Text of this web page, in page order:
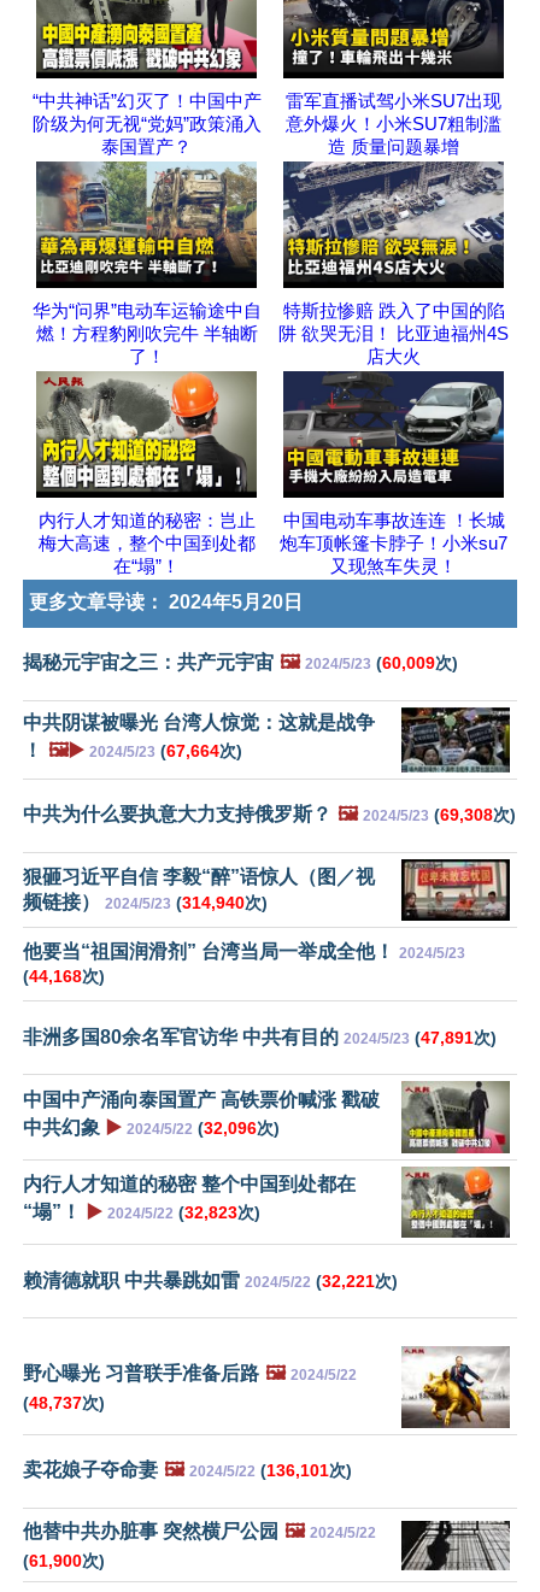
“中共神话”幻灭了！中国中产
阶级为何无视“党妈”政策涌入
泰国置产？
雷军直播试驾小米SU7出现
意外爆火！小米SU7粗制滥
造 质量问题暴增
华为“问界”电动车运输途中自
燃！方程豹刚吹完牛 半轴断
了！
特斯拉惨赔 跌入了中国的陷
阱 欲哭无泪！ 比亚迪福州4S
店大火
内行人才知道的秘密：岂止
梅大高速，整个中国到处都
在“塌”！
中国电动车事故连连 ！长城
炮车顶帐篷卡脖子！小米su7
又现煞车失灵！
更多文章导读： 2024年5月20日
揭秘元宇宙之三：共产元宇宙 🖼️ 2024/5/23 (60,009次)
中共阴谋被曝光 台湾人惊觉：这就是战争
！
🖼️▶️ 2024/5/23 (67,664次)
中共为什么要执意大力支持俄罗斯？ 🖼️ 2024/5/23 (69,308次)
狠砸习近平自信 李毅“醉”语惊人（图／视
频链接）
2024/5/23 (314,940次)
他要当“祖国润滑剂” 台湾当局一举成全他！ 2024/5/23
(44,168次)
非洲多国80余名军官访华 中共有目的 2024/5/23 (47,891次)
中国中产涌向泰国置产 高铁票价喊涨 戳破
中共幻象 ▶️ 2024/5/22 (32,096次)
内行人才知道的秘密 整个中国到处都在
“塌”！
▶️ 2024/5/22 (32,823次)
赖清德就职 中共暴跳如雷 2024/5/22 (32,221次)
野心曝光 习普联手准备后路 🖼️ 2024/5/22
(48,737次)
卖花娘子夺命妻 🖼️ 2024/5/22 (136,101次)
他替中共办脏事 突然横尸公园 🖼️ 2024/5/22
(61,900次)